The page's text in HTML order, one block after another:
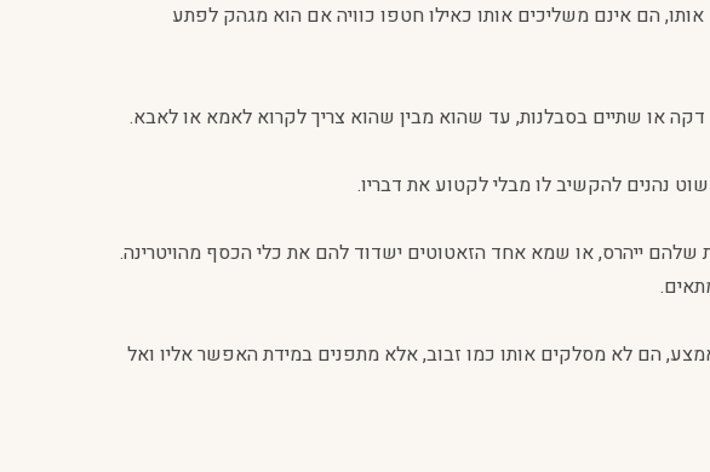
הם אינם משליכים אותו כאילו חטפו כוויה אם הוא מגהק לפתע
או שתיים בסבלנות, עד שהוא מבין שהוא צריך לקרוא לאמא או לאבא.
נהנים להקשיב לו מבלי לקטוע את דבריו.
ייהרס, או שמא אחד הזאטוטים ישדוד להם את כלי הכסף מהויטרינה.
הם לא מסלקים אותו כמו זבוב, אלא מתפנים במידת האפשר אליו ואל